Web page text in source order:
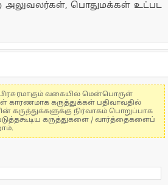
அலுவலர்கள், பொதுமக்கள் உட்பட
வகையில் மென்பொருள்
காரணமாக கருத்துக்கள் பதிவாவதில்
கருத்துக்களுக்கு நிர்வாகம் பொறுப்பாக
கருத்துகளை / வார்த்தைகளைப்